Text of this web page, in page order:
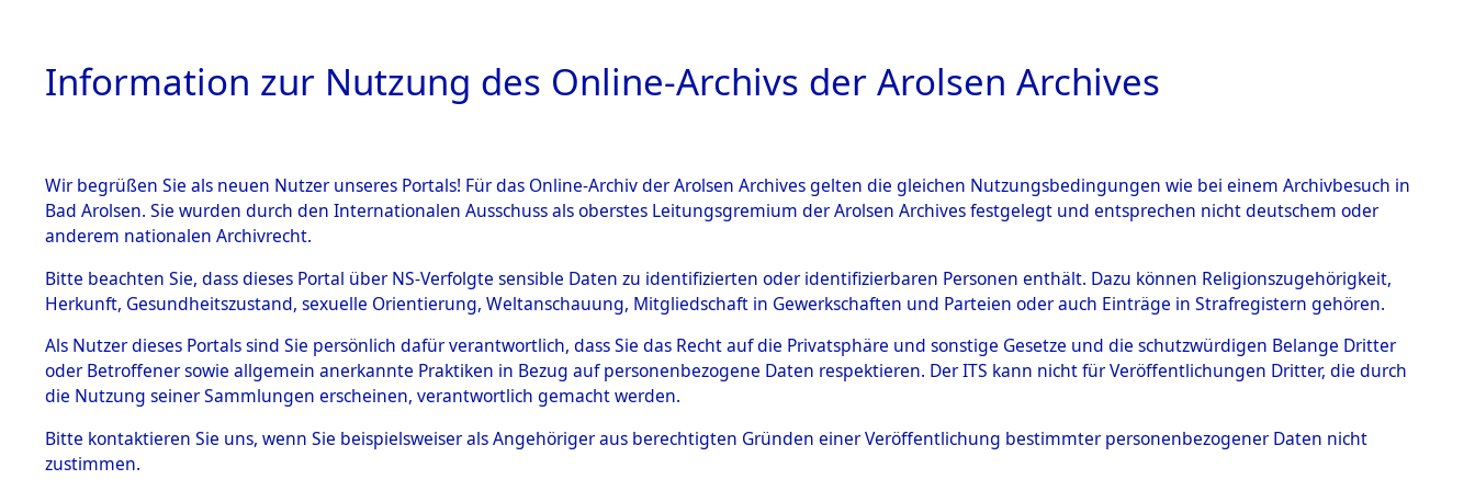
HOME BESTANDSBESCHREIBUNG ARCHIVALE ÜBERSICHT BILD
BESTÄNDE
Inhaftierungsdoku
mente
5. Verschiedenes
Todesmärsche
5.3.1 Alliierte
Ermittlungen zu den Orten Hildesheim - Junkersdorf→0003
(84598941)→0075 (84599016)
0075 (84599016)
Information zur Nutzung des Online-Archivs der Arolsen Archives
Wir begrüßen Sie als neuen Nutzer unseres Portals! Für das Online-Archiv der Arolsen Archives gelten die gleichen Nutzungsbedingungen wie bei einem Archivbesuch in
Bad Arolsen. Sie wurden durch den Internationalen Ausschuss als oberstes Leitungsgremium der Arolsen Archives festgelegt und entsprechen nicht deutschem oder
anderem nationalen Archivrecht.
Bitte beachten Sie, dass dieses Portal über NS-Verfolgte sensible Daten zu identifizierten oder identifizierbaren Personen enthält. Dazu können Religionszugehörigkeit,
Herkunft, Gesundheitszustand, sexuelle Orientierung, Weltanschauung, Mitgliedschaft in Gewerkschaften und Parteien oder auch Einträge in Strafregistern gehören.
Als Nutzer dieses Portals sind Sie persönlich dafür verantwortlich, dass Sie das Recht auf die Privatsphäre und sonstige Gesetze und die schutzwürdigen Belange Dritter
oder Betroffener sowie allgemein anerkannte Praktiken in Bezug auf personenbezogene Daten respektieren. Der ITS kann nicht für Veröffentlichungen Dritter, die durch
die Nutzung seiner Sammlungen erscheinen, verantwortlich gemacht werden.
Bitte kontaktieren Sie uns, wenn Sie beispielsweiser als Angehöriger aus berechtigten Gründen einer Veröffentlichung bestimmter personenbezogener Daten nicht
zustimmen.